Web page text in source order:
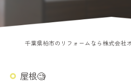
屋根🧐